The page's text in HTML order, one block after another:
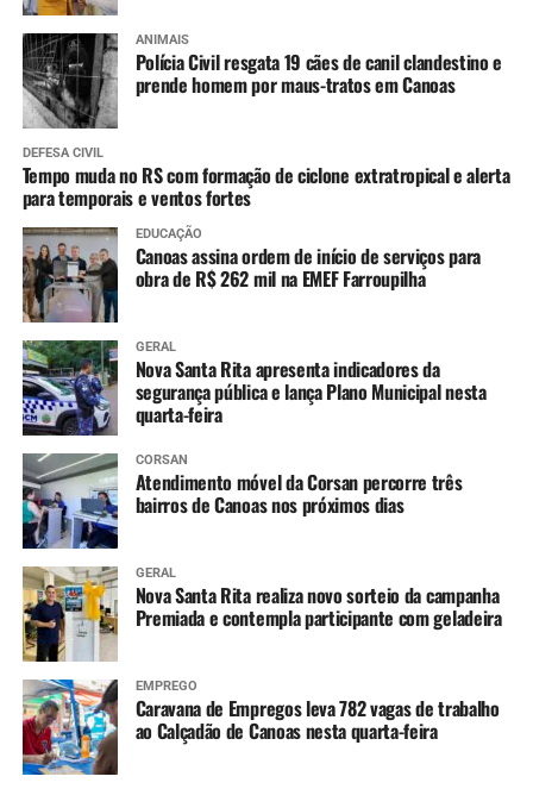
ANIMAIS
Polícia Civil resgata 19 cães de canil clandestino e
prende homem por maus-tratos em Canoas
DEFESA CIVIL
Tempo muda no RS com formação de ciclone extratropical e alerta
para temporais e ventos fortes
EDUCAÇÃO
Canoas assina ordem de início de serviços para
obra de R$ 262 mil na EMEF Farroupilha
GERAL
Nova Santa Rita apresenta indicadores da
segurança pública e lança Plano Municipal nesta
quarta-feira
CORSAN
Atendimento móvel da Corsan percorre três
bairros de Canoas nos próximos dias
GERAL
Nova Santa Rita realiza novo sorteio da campanha
Premiada e contempla participante com geladeira
EMPREGO
Caravana de Empregos leva 782 vagas de trabalho
ao Calçadão de Canoas nesta quarta-feira